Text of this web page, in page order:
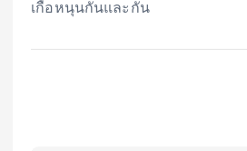
เกื้อหนุนกันและกัน